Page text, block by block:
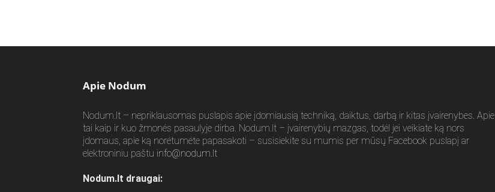
Apie Nodum
Nodum.lt – nepriklausomas puslapis apie įdomiausią techniką, daiktus, darbą ir kitas įvairenybes. Apie
tai kaip ir kuo žmonės pasaulyje dirba. Nodum.lt – įvairenybių mazgas, todėl jei veikiate ką nors
įdomaus, apie ką norėtumėte papasakoti – susisiekite su mumis per mūsų Facebook puslapį ar
elektroniniu paštu info@nodum.lt
Nodum.lt draugai: